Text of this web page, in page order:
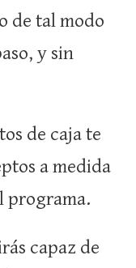
de tal modo
y sin
de caja te
a medida
programa.
capaz de